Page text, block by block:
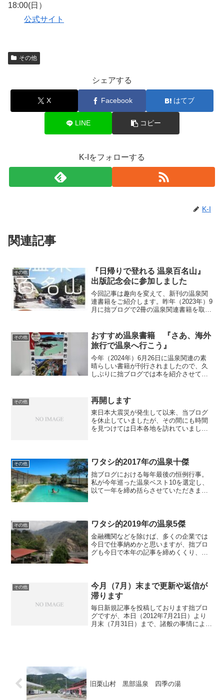
18:00(日）
公式サイト
その他
シェアする
X Facebook はてブ
LINE コピー
K-Iをフォローする
K-I
関連記事
その他
『日帰りで登れる 温泉百名山』
出版記念会に参加しました
今回記事は趣向を変えて、新刊の温泉関
連書籍をご紹介します。昨年（2023年）9
月に拙ブログで2冊の温泉関連書籍を取り
泉百名山』がこの度刊行されることにな
り、2024年...
その他
おすすめ温泉書籍 『さあ、海外
旅行で温泉へ行こう』
今年（2024年）6月26日に温泉関連の素
晴らしい書籍が刊行されましたので、久
しぶりに拙ブログでは本を紹介させてい
イド 世界の名湯50選〜 (ビジュアルガイ
ド)』です。...
その他 再開します
東日本大震災が発生して以来、当ブログ
を休止していましたが、その間にも時間
を見つけては日本各地を訪れていまし
って贅沢を慎むのも大切です...
その他 ワタシ的2017年の温泉十傑
拙ブログにおける毎年最後の恒例行事。
私が今年巡った温泉ベスト10を選定し、
以て一年を締め括らさせていただきま
リングス温泉（来年掲...
その他 ワタシ的2019年の温泉5傑
金融機関などを除けば、多くの企業では
今日で仕事納めかと思いますが、拙ブロ
グも今日で本年の記事を締めくくり、新
きなくなってしまいました...
その他
今月（7月）末まで更新や返信が
滞ります
毎日新規記事を投稿しております拙ブロ
グですが、本日（2012年7月21日）より
月末（7月31日）まで、諸般の事情によ
旧栗山村 黒部温泉 四季の湯